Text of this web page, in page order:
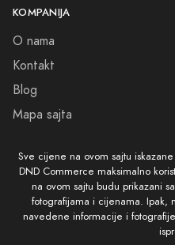
KOMPANIJA
O nama
Kontakt
Blog
Mapa sajta
Sve cijene na ovom sajtu
DND Commerce maksimalno
na ovom sajtu budu prikazani
fotografijama i cijenama. Ipak,
navedene informacije i